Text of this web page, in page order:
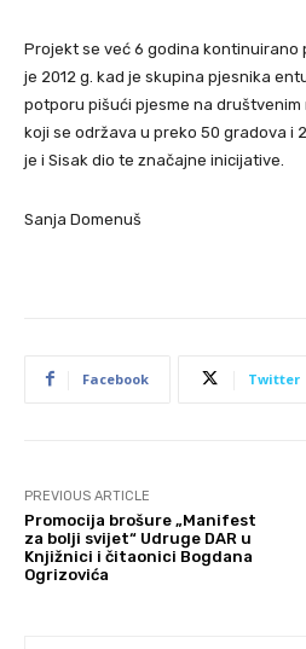
Projekt se već 6 godina kontinuirano
je 2012 g. kad je skupina pjesnika
potporu pišući pjesme na
koji se održava u preko 50 gradova i
je i Sisak dio te značajne inicijative.
Sanja Domenuš
Facebook Twitter
PREVIOUS ARTICLE
Promocija brošure „Manifest
za bolji svijet“ Udruge DAR u
Knjižnici i čitaonici Bogdana
Ogrizovića